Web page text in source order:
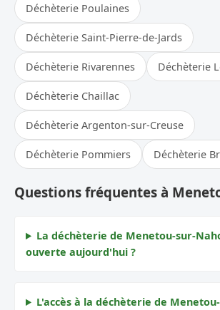
Déchèterie Poulaines
Déchèterie Saint-Pierre-de-Jards
Déchèterie Rivarennes Déchèterie
Déchèterie Chaillac
Déchèterie Argenton-sur-Creuse
Déchèterie Pommiers Déchèterie
Questions fréquentes à
La déchèterie de Menetou-sur-
ouverte aujourd'hui ?
L'accès à la déchèterie de